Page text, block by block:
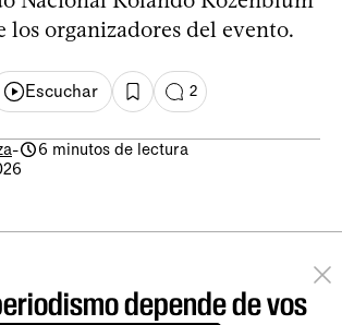
los organizadores del evento.
Escuchar 2
-
6 minutos de lectura
depende de vos